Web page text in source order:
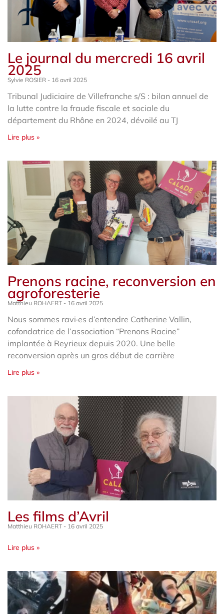
Le journal du mercredi 16 avril
2025
Sylvie ROSIER 16 avril 2025
Tribunal Judiciaire de Villefranche s/S : bilan annuel de
la lutte contre la fraude fiscale et sociale du
département du Rhône en 2024, dévoilé au TJ
Lire plus »
Prenons racine, reconversion en
agroforesterie
Matthieu ROHAERT 16 avril 2025
Nous sommes ravi·es d’entendre Catherine Vallin,
cofondatrice de l’association “Prenons Racine”
implantée à Reyrieux depuis 2020. Une belle
reconversion après un gros début de carrière
Lire plus »
Les films d’Avril
Matthieu ROHAERT 16 avril 2025
Lire plus »